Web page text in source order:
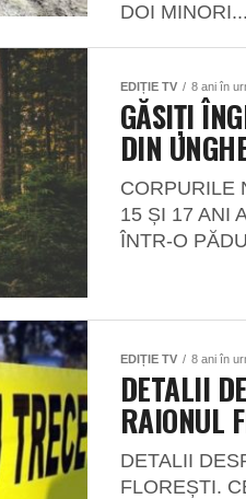
DOI MINORI...
EDIȚIE TV 8 ani în
GĂSIȚI
DIN
CORPURILE
15 ȘI 17 ANI
ÎNTR-O
EDIȚIE TV 8 ani în
DETALII
RAIONUL
DETALII
FLOREȘTI.